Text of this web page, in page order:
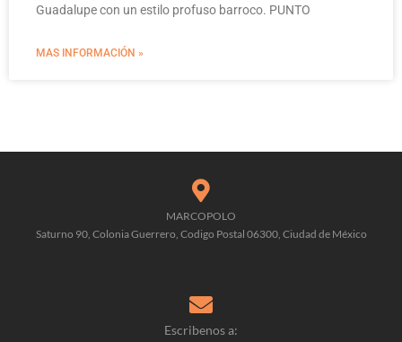
Guadalupe con un estilo profuso barroco. PUNTO
MAS INFORMACIÓN »
MARCOPOLO
Saturno 90, Colonia Guerrero, Codigo Postal 06300, Ciudad de México
Escribenos a: